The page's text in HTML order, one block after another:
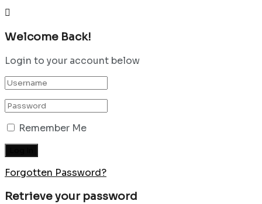
Welcome Back!
Login to your account below
Remember Me
Forgotten Password?
Retrieve your password